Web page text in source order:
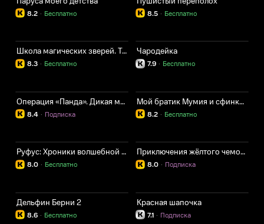
8.2 Бесплатно
· 8.5 Бесплатно
·
Школа магических зверей. Тайна подземелья
8.3 Бесплатно
·
Чародейка
7.9 Бесплатно
·
Операция «Панда». Дикая миссия
8.4 Подписка
·
Мой братик Мумия и сфинкс Шакабы
8.2 Бесплатно
·
Руфус: Хроники волшебной страны
8.0 Бесплатно
·
Приключения жёлтого чемоданчика
8.0 Подписка
·
Дельфин Берни 2
8.6 Бесплатно
·
Красная шапочка
7.1 Подписка
·